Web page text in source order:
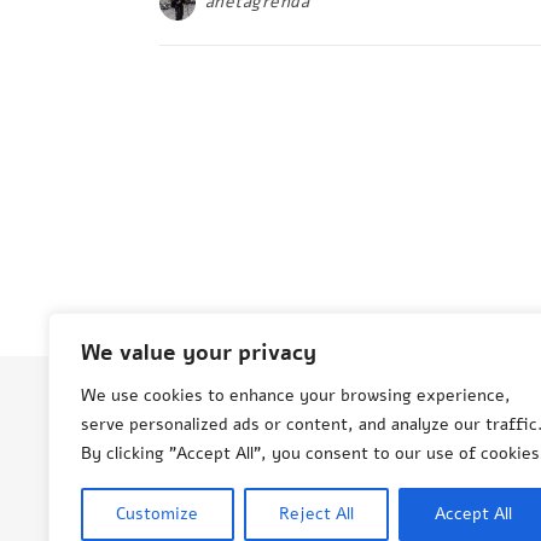
We value your privacy
We use cookies to enhance your browsing experience,
serve personalized ads or content, and analyze our traffic.
By clicking "Accept All", you consent to our use of
Customize Reject All Accept All
© Aneta Grenda Życie i podróże